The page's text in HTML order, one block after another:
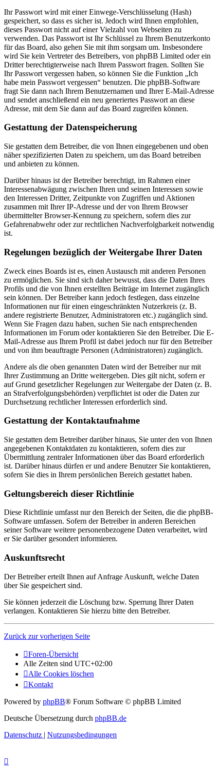
Ihr Passwort wird mit einer Einwege-Verschlüsselung (Hash)
gespeichert, so dass es sicher ist. Jedoch wird Ihnen empfohlen,
dieses Passwort nicht auf einer Vielzahl von Webseiten zu
verwenden. Das Passwort ist Ihr Schlüssel zu Ihrem Benutzerkonto
für das Board, also gehen Sie mit ihm sorgsam um. Insbesondere
wird Sie kein Vertreter des Betreibers, von phpBB Limited oder ein
Dritter berechtigterweise nach Ihrem Passwort fragen. Sollten Sie
Ihr Passwort vergessen haben, so können Sie die Funktion „Ich
habe mein Passwort vergessen“ benutzen. Die phpBB-Software
fragt Sie dann nach Ihrem Benutzernamen und Ihrer E-Mail-Adresse
und sendet anschließend ein neu generiertes Passwort an diese
Adresse, mit dem Sie dann auf das Board zugreifen können.
Gestattung der Datenspeicherung
Sie gestatten dem Betreiber, die von Ihnen eingegebenen und oben
näher spezifizierten Daten zu speichern, um das Board betreiben
und anbieten zu können.
Darüber hinaus ist der Betreiber berechtigt, im Rahmen einer
Interessenabwägung zwischen Ihren und seinen Interessen sowie
den Interessen Dritter, Zeitpunkte von Zugriffen und Aktionen
zusammen mit Ihrer IP-Adresse und der von Ihrem Browser
übermittelter Browser-Kennung zu speichern, sofern dies zur
Gefahrenabwehr oder zur rechtlichen Nachverfolgbarkeit notwendig
ist.
Regelungen bezüglich der Weitergabe Ihrer Daten
Zweck eines Boards ist es, einen Austausch mit anderen Personen
zu ermöglichen. Sie sind sich daher bewusst, dass die Daten Ihres
Profils und die von Ihnen erstellten Beiträge im Internet zugänglich
sein können. Der Betreiber kann jedoch festlegen, dass einzelne
Informationen nur für einen eingeschränkten Nutzerkreis (z. B.
andere registrierte Benutzer, Administratoren etc.) zugänglich sind.
Wenn Sie Fragen dazu haben, suchen Sie nach entsprechenden
Informationen im Forum oder kontaktieren Sie den Betreiber. Die E-
Mail-Adresse aus Ihrem Profil ist dabei jedoch nur für den Betreiber
und von ihm beauftragte Personen (Administratoren) zugänglich.
Andere als die oben genannten Daten wird der Betreiber nur mit
Ihrer Zustimmung an Dritte weitergeben. Dies gilt nicht, sofern er
auf Grund gesetzlicher Regelungen zur Weitergabe der Daten (z. B.
an Strafverfolgungsbehörden) verpflichtet ist oder die Daten zur
Durchsetzung rechtlicher Interessen erforderlich sind.
Gestattung der Kontaktaufnahme
Sie gestatten dem Betreiber darüber hinaus, Sie unter den von Ihnen
angegebenen Kontaktdaten zu kontaktieren, sofern dies zur
Übermittlung zentraler Informationen über das Board erforderlich
ist. Darüber hinaus dürfen er und andere Benutzer Sie kontaktieren,
sofern Sie dies in Ihrem persönlichen Bereich gestattet haben.
Geltungsbereich dieser Richtlinie
Diese Richtlinie umfasst nur den Bereich der Seiten, die die phpBB-
Software umfassen. Sofern der Betreiber in anderen Bereichen
seiner Software weitere personenbezogene Daten verarbeitet, wird
er Sie darüber gesondert informieren.
Auskunftsrecht
Der Betreiber erteilt Ihnen auf Anfrage Auskunft, welche Daten
über Sie gespeichert sind.
Sie können jederzeit die Löschung bzw. Sperrung Ihrer Daten
verlangen. Kontaktieren Sie hierzu bitte den Betreiber.
Zurück zur vorherigen Seite
Foren-Übersicht
Alle Zeiten sind UTC+02:00
Alle Cookies löschen
Kontakt
Powered by phpBB® Forum Software © phpBB Limited
Deutsche Übersetzung durch phpBB.de
Datenschutz | Nutzungsbedingungen